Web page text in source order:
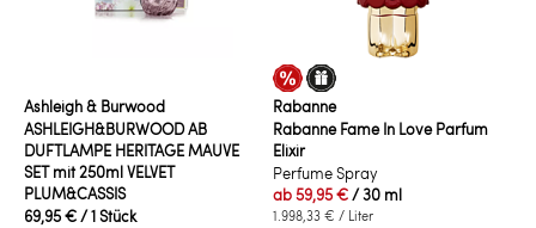
Ashleigh & Burwood
ASHLEIGH&BURWOOD AB
DUFTLAMPE HERITAGE MAUVE
SET mit 250ml VELVET
PLUM&CASSIS
69,95 €/ 1 Stück
Rabanne
Rabanne Fame In Love Parfum
Elixir
Perfume Spray
ab59,95 €/ 30 ml
1.998,33 € / Liter